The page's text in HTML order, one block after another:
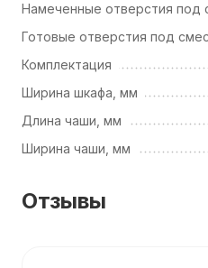
Намеченные отверстия под
Готовые отверстия под
Комплектация
Ширина шкафа, мм
Длина чаши, мм
Ширина чаши, мм
Отзывы